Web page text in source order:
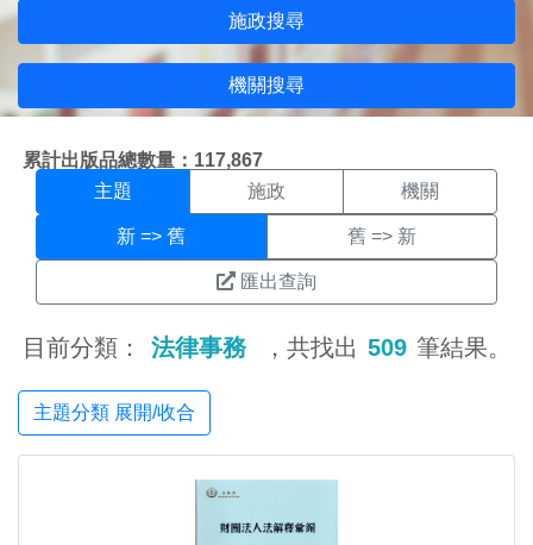
施政搜尋
機關搜尋
累計出版品總數量：117,867
主題搜尋結果頁面
主題 施政 機關
新 => 舊 舊 => 新
匯出查詢
目前分類： 法律事務 ，共找出 509 筆結果。
主題分類 展開/收合